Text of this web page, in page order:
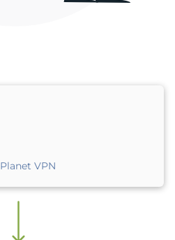
VPN